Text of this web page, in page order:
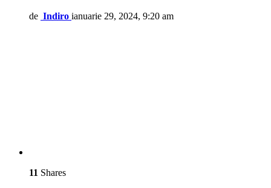
de Indiro ianuarie 29, 2024, 9:20 am
11 Shares